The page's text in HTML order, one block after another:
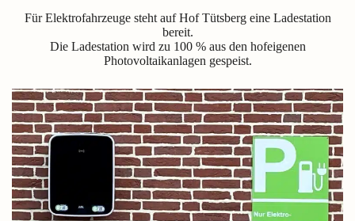
Für Elektrofahrzeuge steht auf Hof Tütsberg eine Ladestation
bereit.
Die Ladestation wird zu 100 % aus den hofeigenen
Photovoltaikanlagen gespeist.